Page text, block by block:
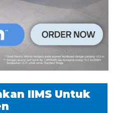
IIMS Untuk